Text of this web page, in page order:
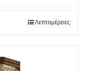
Λεπτομέρειες